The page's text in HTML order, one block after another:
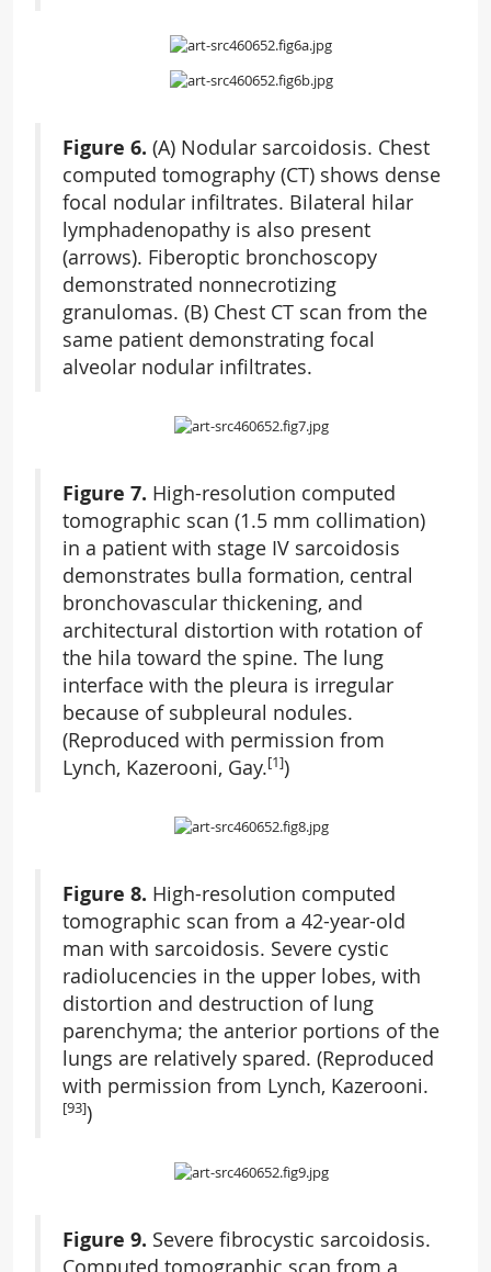
Figure 6. (A) Nodular sarcoidosis. Chest
computed tomography (CT) shows dense
focal nodular infiltrates. Bilateral hilar
lymphadenopathy is also present
(arrows). Fiberoptic bronchoscopy
demonstrated nonnecrotizing
granulomas. (B) Chest CT scan from the
same patient demonstrating focal
alveolar nodular infiltrates.
Figure 7. High-resolution computed
tomographic scan (1.5 mm collimation)
in a patient with stage IV sarcoidosis
demonstrates bulla formation, central
bronchovascular thickening, and
architectural distortion with rotation of
the hila toward the spine. The lung
interface with the pleura is irregular
because of subpleural nodules.
(Reproduced with permission from
Lynch, Kazerooni, Gay.[1])
Figure 8. High-resolution computed
tomographic scan from a 42-year-old
man with sarcoidosis. Severe cystic
radiolucencies in the upper lobes, with
distortion and destruction of lung
parenchyma; the anterior portions of the
lungs are relatively spared. (Reproduced
with permission from Lynch, Kazerooni.
[93])
Figure 9. Severe fibrocystic sarcoidosis.